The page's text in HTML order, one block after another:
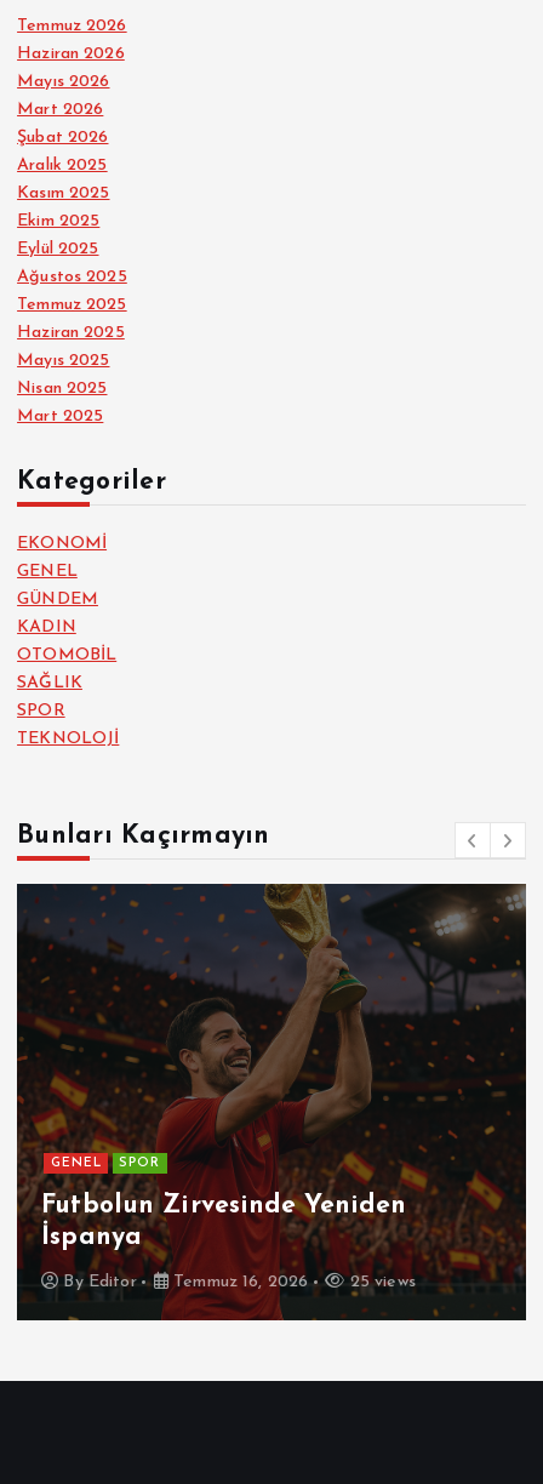
Temmuz 2026
Haziran 2026
Mayıs 2026
Mart 2026
Şubat 2026
Aralık 2025
Kasım 2025
Ekim 2025
Eylül 2025
Ağustos 2025
Temmuz 2025
Haziran 2025
Mayıs 2025
Nisan 2025
Mart 2025
Kategoriler
EKONOMİ
GENEL
GÜNDEM
KADIN
OTOMOBİL
SAĞLIK
SPOR
TEKNOLOJİ
Bunları Kaçırmayın
GENEL SPOR
Futbolun Zirvesinde Yeniden
İspanya
ByEditor Temmuz 16, 2026 25 views